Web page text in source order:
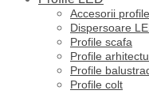
Accesorii
Dispersoare
Profile scafa
Profile
Profile
Profile colt